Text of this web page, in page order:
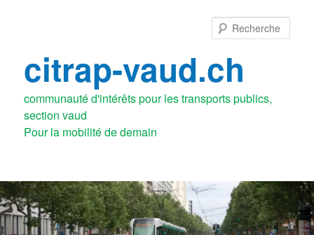
citrap-vaud.ch
communauté d'intérêts pour les transports publics,
section vaud